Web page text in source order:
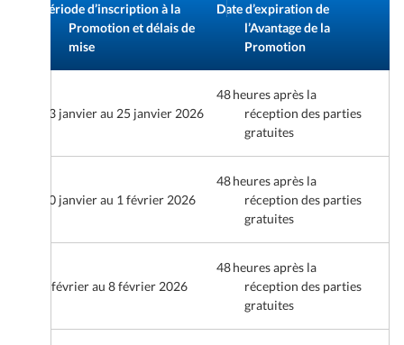
Période d’inscription à la
Promotion et délais de
mise
Date d’expiration de
l’Avantage de la
Promotion
23 janvier au 25 janvier 2026
48 heures après la
réception des parties
gratuites
30 janvier au 1 février 2026
48 heures après la
réception des parties
gratuites
6 février au 8 février 2026
48 heures après la
réception des parties
gratuites